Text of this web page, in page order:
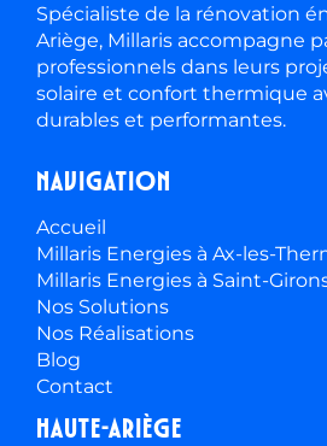
Spécialiste de la rénovation
Ariège, Millaris accompagne
professionnels dans leurs
solaire et confort thermique
durables et performantes.
Navigation
Accueil
Millaris Energies à Ax-les-
Millaris Energies à Saint-
Nos Solutions
Nos Réalisations
Blog
Contact
Haute-ariège